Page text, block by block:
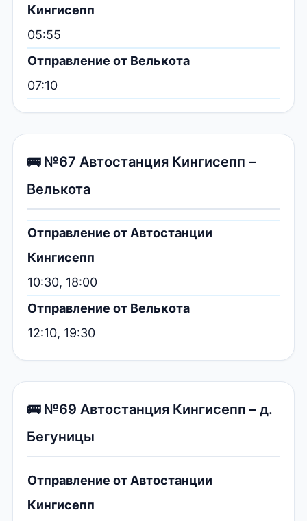
Кингисепп
05:55
Отправление от Велькота
07:10
🚌 №67 Автостанция Кингисепп –
Велькота
Отправление от Автостанции
Кингисепп
10:30, 18:00
Отправление от Велькота
12:10, 19:30
🚌 №69 Автостанция Кингисепп – д.
Бегуницы
Отправление от Автостанции
Кингисепп